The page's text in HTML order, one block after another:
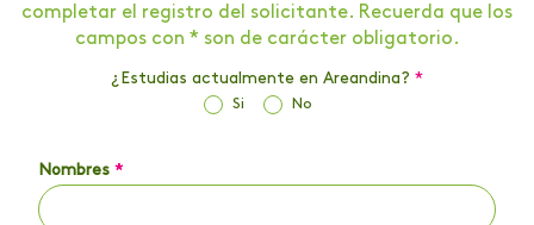
completar el registro del solicitante. Recuerda que los
campos con * son de carácter obligatorio.
¿Estudias actualmente en Areandina? *
Si No
Nombres *